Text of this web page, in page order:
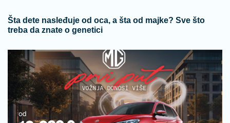
Šta dete nasleđuje od oca, a šta od majke? Sve što
treba da znate o genetici